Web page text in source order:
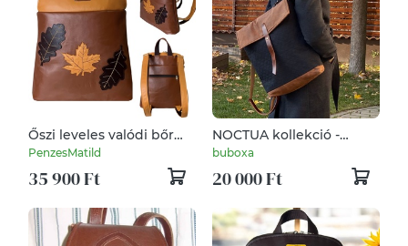
Őszi leveles valódi bőr
hátizsák
PenzesMatild
35 900 Ft
NOCTUA kollekció -
fekete szövet-
camelbarna bőr hátizsák,
oldal-, vagy válltáska
buboxa
20 000 Ft